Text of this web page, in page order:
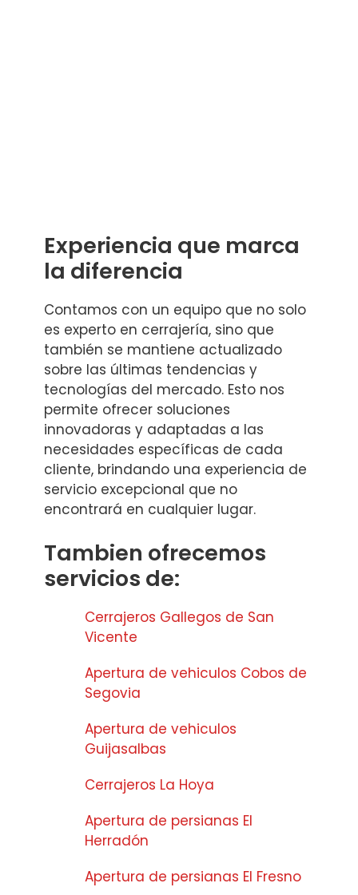
Experiencia que marca
la diferencia
Contamos con un equipo que no solo
es experto en cerrajería, sino que
también se mantiene actualizado
sobre las últimas tendencias y
tecnologías del mercado. Esto nos
permite ofrecer soluciones
innovadoras y adaptadas a las
necesidades específicas de cada
cliente, brindando una experiencia de
servicio excepcional que no
encontrará en cualquier lugar.
Tambien ofrecemos
servicios de:
Cerrajeros Gallegos de San
Vicente
Apertura de vehiculos Cobos de
Segovia
Apertura de vehiculos
Guijasalbas
Cerrajeros La Hoya
Apertura de persianas El
Herradón
Apertura de persianas El Fresno